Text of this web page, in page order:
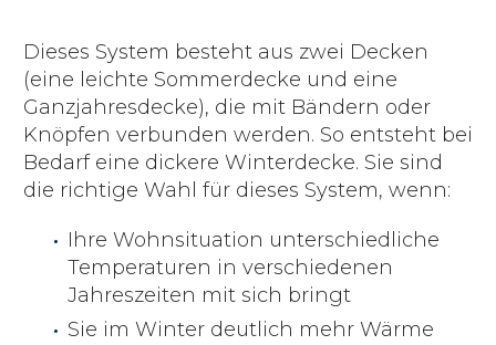
Dieses System besteht aus zwei Decken
(eine leichte Sommerdecke und eine
Ganzjahresdecke), die mit Bändern oder
Knöpfen verbunden werden. So entsteht bei
Bedarf eine dickere Winterdecke. Sie sind
die richtige Wahl für dieses System, wenn:
Ihre Wohnsituation unterschiedliche
Temperaturen in verschiedenen
Jahreszeiten mit sich bringt
Sie im Winter deutlich mehr Wärme